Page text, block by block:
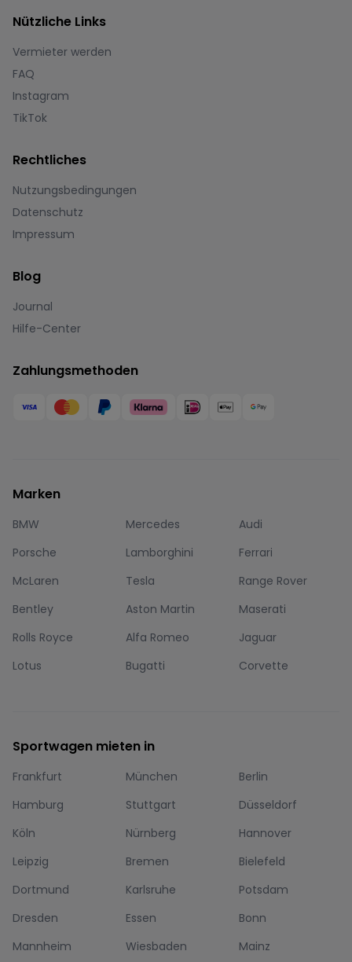
Nützliche Links
Vermieter werden
FAQ
Instagram
TikTok
Rechtliches
Nutzungsbedingungen
Datenschutz
Impressum
Blog
Journal
Hilfe-Center
Zahlungsmethoden
Marken
BMW Mercedes
Audi
Porsche
Lamborghini
Ferrari
McLaren
Tesla
Range Rover
Bentley
Aston Martin
Maserati
Rolls Royce
Alfa Romeo
Jaguar
Lotus
Bugatti Corvette
Sportwagen mieten in
Frankfurt München
Berlin
Hamburg
Stuttgart
Düsseldorf
Köln
Nürnberg
Hannover
Leipzig
Bremen
Bielefeld
Dortmund
Karlsruhe
Potsdam
Dresden
Essen
Bonn
Mannheim
Wiesbaden Mainz